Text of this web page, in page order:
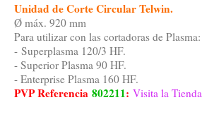
Unidad de Corte Circular Telwin.
Ø máx. 920 mm
Para utilizar con las cortadoras de Plasma:
- Superplasma 120/3 HF.
- Superior Plasma 90 HF.
- Enterprise Plasma 160 HF.
PVP Referencia 802211: Visita la